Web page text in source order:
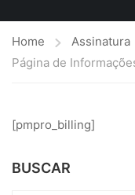
Home
Assinatura
Página de
[pmpro_billing]
BUSCAR